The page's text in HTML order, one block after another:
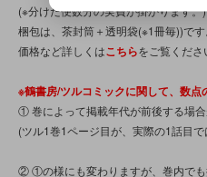
(※分けた便数分の実費が掛かります。)
梱包は、茶封筒＋透明袋(※1冊毎))です
価格など詳しくはこちらをご覧くださ
※鶴書房/ツルコミックに関して、数点
① 巻によって掲載年代が前後する場合
(ツル1巻1ページ目が、実際の1話目
② ①の様にも変わりますが、巻内でも